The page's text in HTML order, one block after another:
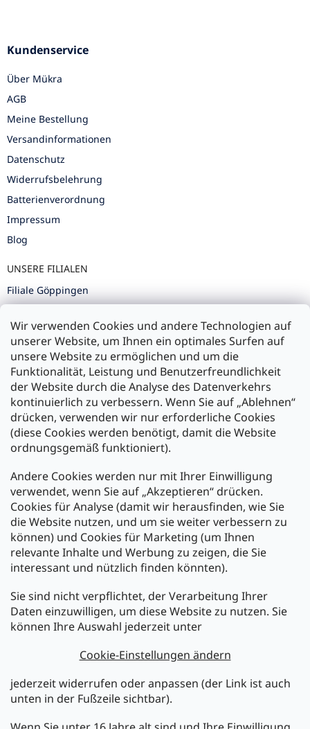
Wir verwenden Cookies und andere Technologien auf
unserer Website, um Ihnen ein optimales Surfen auf
unsere Website zu ermöglichen und um die
Funktionalität, Leistung und Benutzerfreundlichkeit
der Website durch die Analyse des Datenverkehrs
kontinuierlich zu verbessern. Wenn Sie auf „Ablehnen“
drücken, verwenden wir nur erforderliche Cookies
(diese Cookies werden benötigt, damit die Website
ordnungsgemäß funktioniert).
Andere Cookies werden nur mit Ihrer Einwilligung
verwendet, wenn Sie auf „Akzeptieren“ drücken.
Cookies für Analyse (damit wir herausfinden, wie Sie
die Website nutzen, und um sie weiter verbessern zu
können) und Cookies für Marketing (um Ihnen
relevante Inhalte und Werbung zu zeigen, die Sie
interessant und nützlich finden könnten).
Sie sind nicht verpflichtet, der Verarbeitung Ihrer
Daten einzuwilligen, um diese Website zu nutzen. Sie
können Ihre Auswahl jederzeit unter
Cookie-Einstellungen ändern
jederzeit widerrufen oder anpassen (der Link ist auch
unten in der Fußzeile sichtbar).
Kundenservice
Über Mükra
AGB
Meine Bestellung
Versandinformationen
Datenschutz
Widerrufsbelehrung
Batterienverordnung
Impressum
Blog
UNSERE FILIALEN
Filiale Göppingen
Filiale Ulm
Zahlung und Versand
Versand mit:
Zahlarten:
Newsletter abonnieren
Legen Sie Ihre E-Mail ein und wir werden Ihnen Informationen
über neue Produkte in unserem E-Shop zusenden.
E-Mail
Melden Sie sich jetzt für den mükra Newsletter an,
kostenlos und jederzeit kündbar! Mit der Anmeldung zum